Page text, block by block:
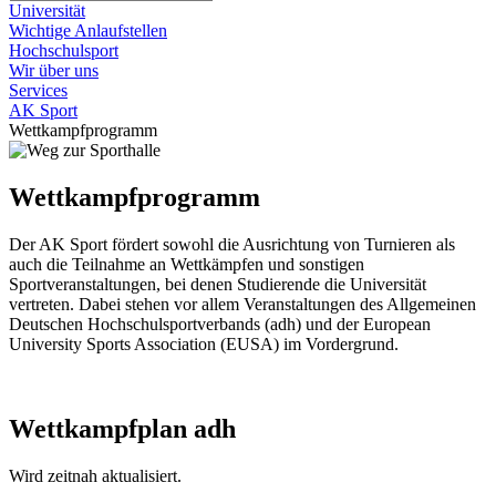
Universität
Wichtige Anlaufstellen
Hochschulsport
Wir über uns
Services
AK Sport
Wettkampfprogramm
Wettkampfprogramm
Der AK Sport fördert sowohl die Ausrichtung von Turnieren als
auch die Teilnahme an Wettkämpfen und sonstigen
Sportveranstaltungen, bei denen Studierende die Universität
vertreten. Dabei stehen vor allem Veranstaltungen des Allgemeinen
Deutschen Hochschulsportverbands (adh) und der European
University Sports Association (EUSA) im Vordergrund.
Wettkampfplan adh
Wird zeitnah aktualisiert.